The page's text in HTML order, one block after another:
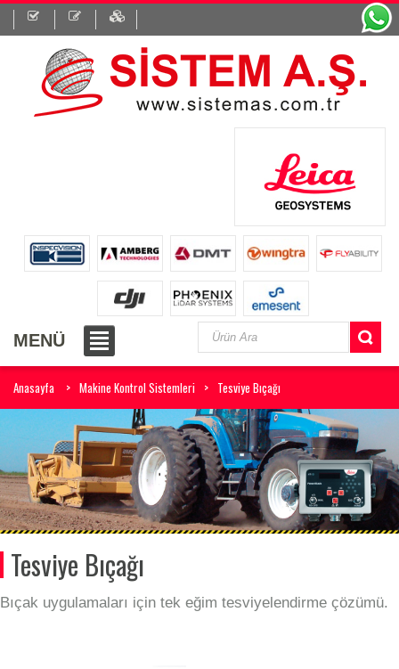
MENÜ
Anasayfa Makine Kontrol Sistemleri Tesviye Bıçağı
Tesviye Bıçağı
Bıçak uygulamaları için tek eğim tesviyelendirme çözümü.